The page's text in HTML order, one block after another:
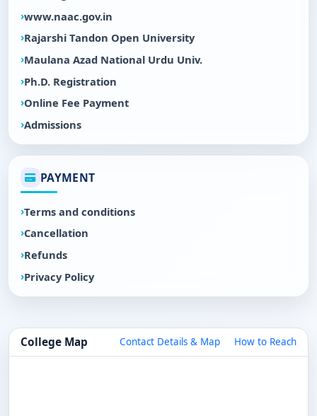
www.naac.gov.in
Rajarshi Tandon Open University
Maulana Azad National Urdu Univ.
Ph.D. Registration
Online Fee Payment
Admissions
PAYMENT
Terms and conditions
Cancellation
Refunds
Privacy Policy
College Map Contact Details & Map How to Reach